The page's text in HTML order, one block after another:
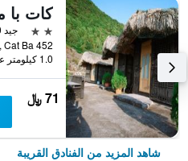
2 نجمتين
جيد 7.0
1.0 كيلومتر عن وسط المدينة
71 ﷼
شاهد المزيد من الفنادق القريبة